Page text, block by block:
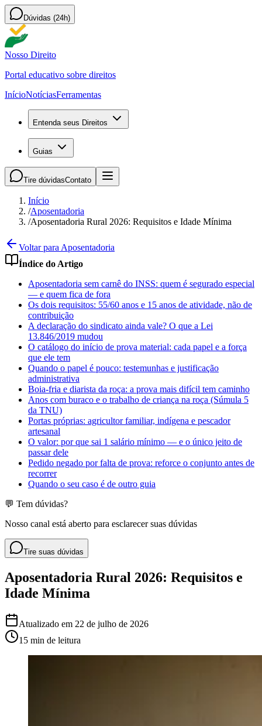
Dúvidas (24h)
Nosso Direito
Portal educativo sobre direitos
InícioNotíciasFerramentas
Entenda seus Direitos
Guias
Tire dúvidasContato
Início
/Aposentadoria
/Aposentadoria Rural 2026: Requisitos e Idade Mínima
Voltar para Aposentadoria
Índice do Artigo
Aposentadoria sem carnê do INSS: quem é segurado especial
— e quem fica de fora
Os dois requisitos: 55/60 anos e 15 anos de atividade, não de
contribuição
A declaração do sindicato ainda vale? O que a Lei
13.846/2019 mudou
O catálogo do início de prova material: cada papel e a força
que ele tem
Quando o papel é pouco: testemunhas e justificação
administrativa
Boia-fria e diarista da roça: a prova mais difícil tem caminho
Anos com buraco e o trabalho de criança na roça (Súmula 5
da TNU)
Portas próprias: agricultor familiar, indígena e pescador
artesanal
O valor: por que sai 1 salário mínimo — e o único jeito de
passar dele
Pedido negado por falta de prova: reforce o conjunto antes de
recorrer
Quando o seu caso é de outro guia
💬 Tem dúvidas?
Nosso canal está aberto para esclarecer suas dúvidas
Tire suas dúvidas
Aposentadoria Rural 2026: Requisitos e
Idade Mínima
Atualizado em 22 de julho de 2026
15 min de leitura